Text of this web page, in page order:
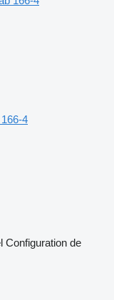
4
Configuration de